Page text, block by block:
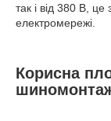
так і від 380 В, це
електромережі.
Корисна